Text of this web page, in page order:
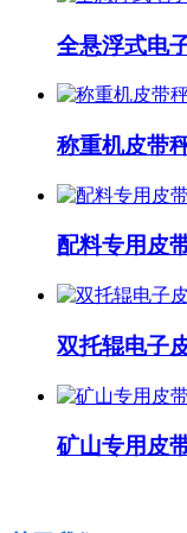
全悬浮式电
称重机皮带
配料专用皮
双托辊电子
矿山专用皮